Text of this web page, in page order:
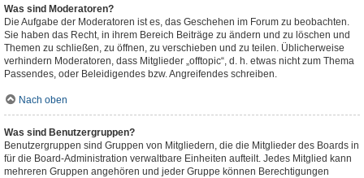
Was sind Moderatoren?
Die Aufgabe der Moderatoren ist es, das Geschehen im Forum zu beobachten.
Sie haben das Recht, in ihrem Bereich Beiträge zu ändern und zu löschen und
Themen zu schließen, zu öffnen, zu verschieben und zu teilen. Üblicherweise
verhindern Moderatoren, dass Mitglieder „offtopic“, d. h. etwas nicht zum Thema
Passendes, oder Beleidigendes bzw. Angreifendes schreiben.
Nach oben
Was sind Benutzergruppen?
Benutzergruppen sind Gruppen von Mitgliedern, die die Mitglieder des Boards in
für die Board-Administration verwaltbare Einheiten aufteilt. Jedes Mitglied kann
mehreren Gruppen angehören und jeder Gruppe können Berechtigungen